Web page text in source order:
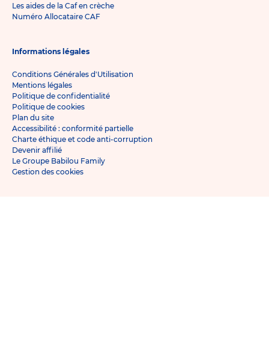
Les aides de la Caf en crèche
Numéro Allocataire CAF
Informations légales
Conditions Générales d'Utilisation
Mentions légales
Politique de confidentialité
Politique de cookies
Plan du site
Accessibilité : conformité partielle
Charte éthique et code anti-corruption
Devenir affilié
Le Groupe Babilou Family
Gestion des cookies